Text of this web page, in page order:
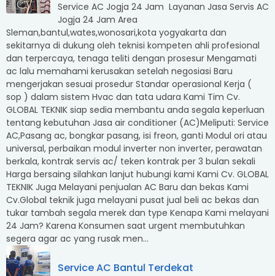
Service AC Jogja 24 Jam Layanan Jasa Servis AC
Jogja 24 Jam Area
Sleman,bantul,wates,wonosari,kota yogyakarta dan
sekitarnya di dukung oleh teknisi kompeten ahli profesional
dan terpercaya, tenaga teliti dengan prosesur Mengamati
ac lalu memahami kerusakan setelah negosiasi Baru
mengerjakan sesuai prosedur Standar operasional Kerja (
sop ) dalam sistem Hvac dan tata udara Kami Tim Cv.
GLOBAL TEKNIK siap sedia membantu anda segala keperluan
tentang kebutuhan Jasa air conditioner (AC)Meliputi: Service
AC,Pasang ac, bongkar pasang, isi freon, ganti Modul ori atau
universal, perbaikan modul inverter non inverter, perawatan
berkala, kontrak servis ac/ teken kontrak per 3 bulan sekali
Harga bersaing silahkan lanjut hubungi kami Kami Cv. GLOBAL
TEKNIK Juga Melayani penjualan AC Baru dan bekas Kami
Cv.Global teknik juga melayani pusat jual beli ac bekas dan
tukar tambah segala merek dan type Kenapa Kami melayani
24 Jam? Karena Konsumen saat urgent membutuhkan
segera agar ac yang rusak men...
Service AC Bantul Terdekat